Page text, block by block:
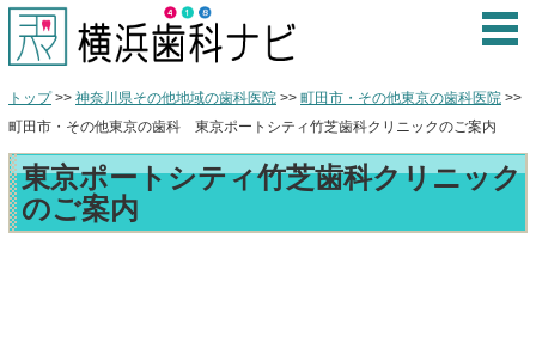
トップ>> 神奈川県その他地域の歯科医院 >> 町田市・その他東京の歯科医院 >>
町田市・その他東京の歯科 東京ポートシティ竹芝歯科クリニックのご案内
東京ポートシティ竹芝歯科クリニック
のご案内